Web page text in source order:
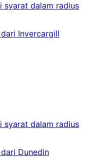
syarat dalam radius
Invercargill
syarat dalam radius
Dunedin